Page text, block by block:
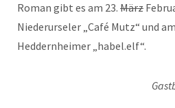
Roman gibt es am 23. März
Niederurseler „Café Mutz“ und
Heddernheimer „habel.elf“.